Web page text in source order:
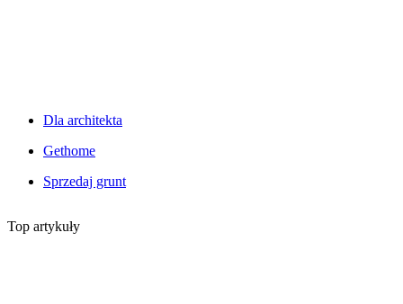
Dla architekta
Gethome
Sprzedaj grunt
Top artykuły